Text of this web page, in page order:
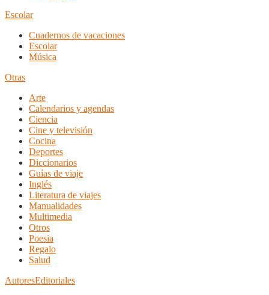
Escolar
Cuadernos de vacaciones
Escolar
Música
Otras
Arte
Calendarios y agendas
Ciencia
Cine y televisión
Cocina
Deportes
Diccionarios
Guías de viaje
Inglés
Literatura de viajes
Manualidades
Multimedia
Otros
Poesia
Regalo
Salud
AutoresEditoriales